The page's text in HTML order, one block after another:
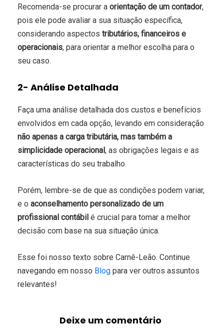
Recomenda-se procurar a orientação de um contador,
pois ele pode avaliar a sua situação específica,
considerando aspectos tributários, financeiros e
operacionais, para orientar a melhor escolha para o
seu caso.
2- Análise Detalhada
Faça uma análise detalhada dos custos e benefícios
envolvidos em cada opção, levando em consideração
não apenas a carga tributária, mas também a
simplicidade operacional, as obrigações legais e as
características do seu trabalho.
Porém, lembre-se de que as condições podem variar,
e o aconselhamento personalizado de um
profissional contábil é crucial para tomar a melhor
decisão com base na sua situação única.
Esse foi nosso texto sobre Carnê-Leão. Continue
navegando em nosso Blog para ver outros assuntos
relevantes!
Deixe um comentário